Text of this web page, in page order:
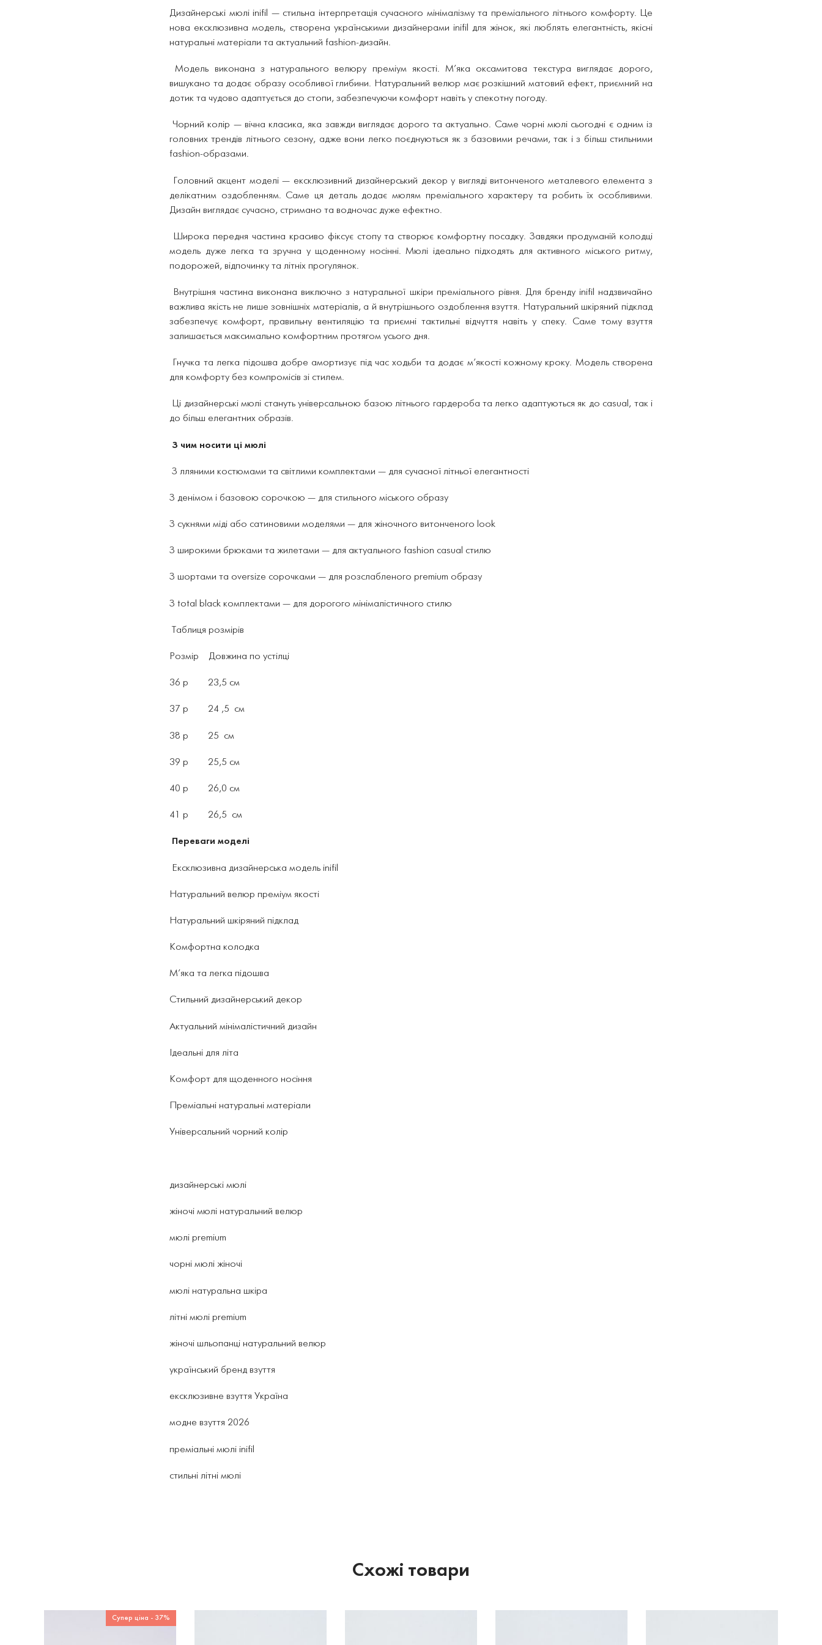
Дизайнерські мюлі inifil — стильна інтерпретація сучасного мінімалізму та преміального літнього комфорту. Це
нова ексклюзивна модель, створена українськими дизайнерами inifil для жінок, які люблять елегантність, якісні
натуральні матеріали та актуальний fashion-дизайн.
Модель виконана з натурального велюру преміум якості. М’яка оксамитова текстура виглядає дорого,
вишукано та додає образу особливої глибини. Натуральний велюр має розкішний матовий ефект, приємний на
дотик та чудово адаптується до стопи, забезпечуючи комфорт навіть у спекотну погоду.
Чорний колір — вічна класика, яка завжди виглядає дорого та актуально. Саме чорні мюлі сьогодні є одним із
головних трендів літнього сезону, адже вони легко поєднуються як з базовими речами, так і з більш стильними
fashion-образами.
Головний акцент моделі — ексклюзивний дизайнерський декор у вигляді витонченого металевого елемента з
делікатним оздобленням. Саме ця деталь додає мюлям преміального характеру та робить їх особливими.
Дизайн виглядає сучасно, стримано та водночас дуже ефектно.
Широка передня частина красиво фіксує стопу та створює комфортну посадку. Завдяки продуманій колодці
модель дуже легка та зручна у щоденному носінні. Мюлі ідеально підходять для активного міського ритму,
подорожей, відпочинку та літніх прогулянок.
Внутрішня частина виконана виключно з натуральної шкіри преміального рівня. Для бренду inifil надзвичайно
важлива якість не лише зовнішніх матеріалів, а й внутрішнього оздоблення взуття. Натуральний шкіряний підклад
забезпечує комфорт, правильну вентиляцію та приємні тактильні відчуття навіть у спеку. Саме тому взуття
залишається максимально комфортним протягом усього дня.
Гнучка та легка підошва добре амортизує під час ходьби та додає м’якості кожному кроку. Модель створена
для комфорту без компромісів зі стилем.
Ці дизайнерські мюлі стануть універсальною базою літнього гардероба та легко адаптуються як до casual, так і
до більш елегантних образів.
З чим носити ці мюлі
З лляними костюмами та світлими комплектами — для сучасної літньої елегантності
З денімом і базовою сорочкою — для стильного міського образу
З сукнями міді або сатиновими моделями — для жіночного витонченого look
З широкими брюками та жилетами — для актуального fashion casual стилю
З шортами та oversize сорочками — для розслабленого premium образу
З total black комплектами — для дорогого мінімалістичного стилю
Таблиця розмірів
Розмір Довжина по устілці
36 р 23,5 см
37 р 24 ,5 см
38 р 25 см
39 р 25,5 см
40 р 26,0 см
41 р 26,5 см
Переваги моделі
Ексклюзивна дизайнерська модель inifil
Натуральний велюр преміум якості
Натуральний шкіряний підклад
Комфортна колодка
М’яка та легка підошва
Стильний дизайнерський декор
Актуальний мінімалістичний дизайн
Ідеальні для літа
Комфорт для щоденного носіння
Преміальні натуральні матеріали
Універсальний чорний колір
дизайнерські мюлі
жіночі мюлі натуральний велюр
мюлі premium
чорні мюлі жіночі
мюлі натуральна шкіра
літні мюлі premium
жіночі шльопанці натуральний велюр
український бренд взуття
ексклюзивне взуття Україна
модне взуття 2026
преміальні мюлі inifil
стильні літні мюлі
Схожі товари
Супер ціна - 37%